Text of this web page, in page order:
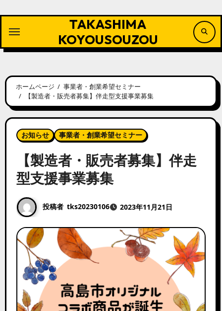
容
ッ
TAKASHIMA
KOYOUSOUZOU
ホームページ
事業者・創業希望セミナー
【製造者・販売者募集】伴走型支援事業募集
お知らせ 事業者・創業希望セミナー
【製造者・販売者募集】伴走
型支援事業募集
投稿者 tks20230106 2023年11月21日